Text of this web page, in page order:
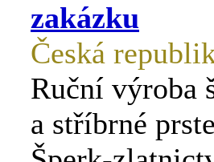
zakázku
Česká
Ruční výroba
a stříbrné